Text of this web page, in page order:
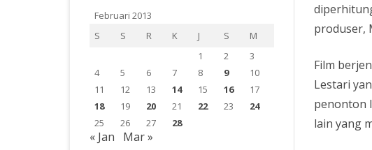
produser,
Film
Lestari
penonton
lain yang
Februari 2013
S
S R K J S
M
1
2
3
4
5 6 7 8 9
10
11
12 13 14 15 16
17
18
19 20 21 22 23
24
25
26 27 28
« Jan Mar »